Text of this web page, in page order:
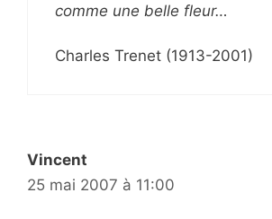
comme une belle fleur…
Charles Trenet (1913-2001)
Vincent
25 mai 2007 à 11:00